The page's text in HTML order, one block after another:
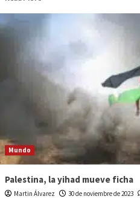
Mundo
Palestina, la yihad mueve ficha
Martin Álvarez 30 de noviembre de 2023